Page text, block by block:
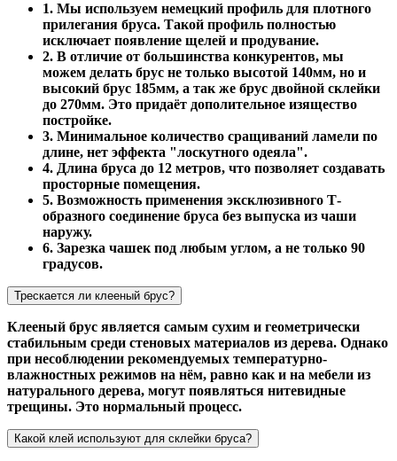
1. Мы используем немецкий профиль для плотного
прилегания бруса. Такой профиль полностью
исключает появление щелей и продувание.
2. В отличие от большинства конкурентов, мы
можем делать брус не только высотой 140мм, но и
высокий брус 185мм, а так же брус двойной склейки
до 270мм. Это придаёт дополительное изящество
постройке.
3. Минимальное количество сращиваний ламели по
длине, нет эффекта "лоскутного одеяла".
4. Длина бруса до 12 метров, что позволяет создавать
просторные помещения.
5. Возможность применения эксклюзивного Т-
образного соединение бруса без выпуска из чаши
наружу.
6. Зарезка чашек под любым углом, а не только 90
градусов.
Трескается ли клееный брус?
Клееный брус является самым сухим и геометрически
стабильным среди стеновых материалов из дерева. Однако
при несоблюдении рекомендуемых температурно-
влажностных режимов на нём, равно как и на мебели из
натурального дерева, могут появляться нитевидные
трещины. Это нормальный процесс.
Какой клей используют для склейки бруса?